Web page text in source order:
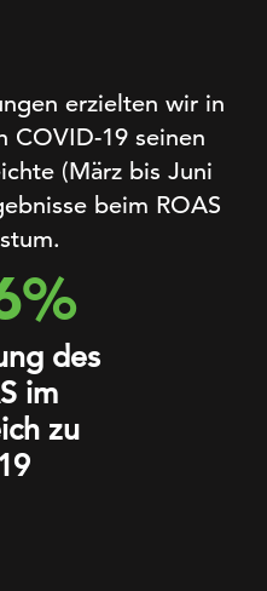
erzielten wir in
COVID-19 seinen
(März bis Juni
beim ROAS
des
im
zu